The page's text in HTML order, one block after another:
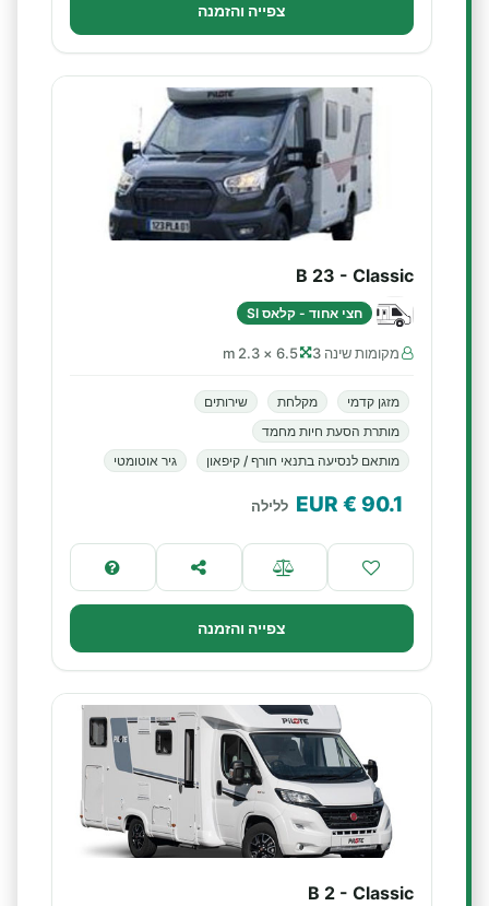
צפייה והזמנה
B 23 - Classic
חצי אחוד - קלאס SI
מקומות שינה 3 6.5 × 2.3 m
מזגן קדמי מקלחת
שירותים
מותרת הסעת חיות מחמד
מותאם לנסיעה בתנאי חורף / קיפאון
גיר אוטומטי
90.1
€ EUR ללילה
צפייה והזמנה
B 2 - Classic